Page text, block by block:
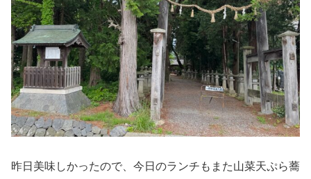
昨日美味しかったので、今日のランチもまた山菜天ぷら蕎